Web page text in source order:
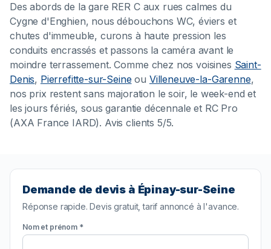
Des abords de la gare RER C aux rues calmes du
Cygne d'Enghien, nous débouchons WC, éviers et
chutes d'immeuble, curons à haute pression les
conduits encrassés et passons la caméra avant le
moindre terrassement. Comme chez nos voisines Saint-
Denis, Pierrefitte-sur-Seineou Villeneuve-la-Garenne,
nos prix restent sans majoration le soir, le week-end et
les jours fériés, sous garantie décennale et RC Pro
(AXA France IARD). Avis clients 5/5.
Demande de devis à Épinay-sur-Seine
Réponse rapide. Devis gratuit, tarif annoncé à l'avance.
Nom et prénom *